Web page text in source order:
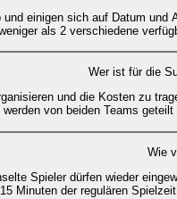
einigen sich auf Datum
als 2 verschiedene
Wer ist für die
und die Kosten zu
werden von beiden Teams
Wie
Spieler dürfen wieder
Minuten der regulären